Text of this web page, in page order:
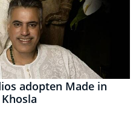
adopten Made in